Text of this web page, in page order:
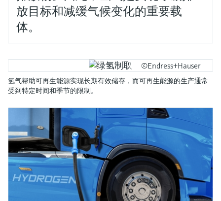
放目标和减缓气候变化的重要载
体。
©Endress+Hauser
氢气帮助可再生能源实现长期有效储存，而可再生能源的生产通常
受到特定时间和季节的限制。